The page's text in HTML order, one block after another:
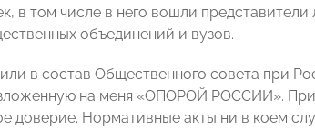
в том числе в него вошли представители
объединений и вузов.
в состав Общественного совета при
на меня «ОПОРОЙ РОССИИ».
доверие. Нормативные акты ни в коем